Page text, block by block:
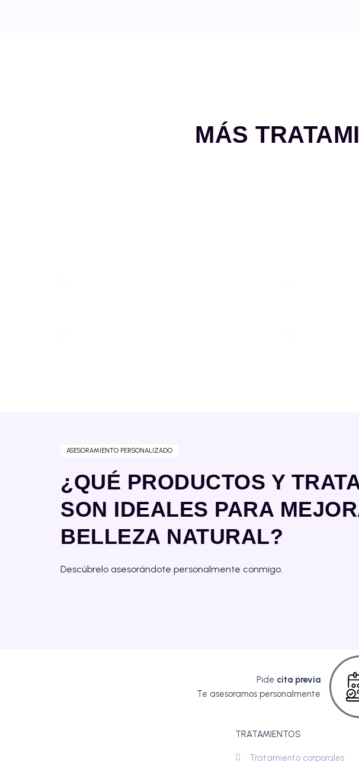
MÁS
ASESORAMIENTO PERSONALIZADO
¿QUÉ PRODUCTOS Y
SON IDEALES PARA
BELLEZA NATURAL?
Descúbrelo asesorándote personalmente conmigo.
Pide cita previa
Te asesoramos personalmente
TRATAMIENTOS
Tratamiento corporales